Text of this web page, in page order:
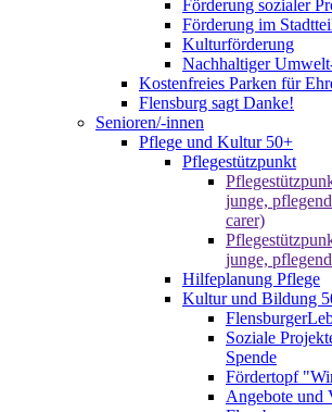
Förderung sozialer
Förderung im
Kulturförderung
Nachhaltiger
Kostenfreies Parken für
Flensburg sagt Danke!
Senioren/-innen
Pflege und Kultur 50+
Pflegestützpunkt
junge,
carer)
junge,
Hilfeplanung Pflege
Kultur und Bildung
Soziale
Spende
Fördertopf
Angebote und